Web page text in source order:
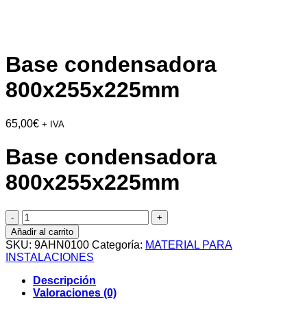
Base condensadora
800x255x225mm
65,00€ + IVA
Base condensadora
800x255x225mm
Base
condensadora
800x255x225mm
cantidad
Añadir al carrito
SKU: 9AHN0100 Categoría: MATERIAL PARA
INSTALACIONES
Descripción
Valoraciones (0)